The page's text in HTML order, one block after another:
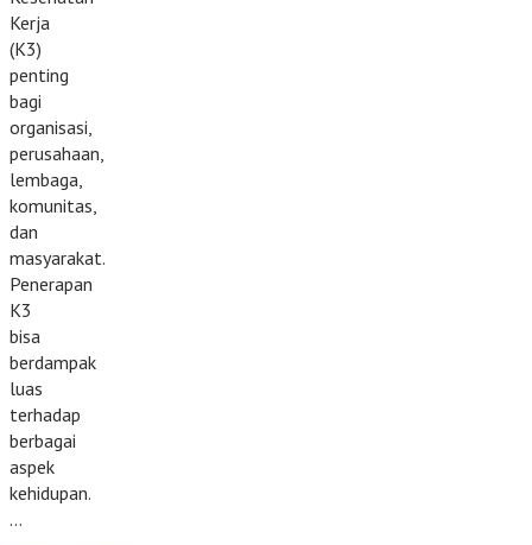
Kerja
(K3)
penting
bagi
organisasi,
perusahaan,
lembaga,
komunitas,
dan
masyarakat.
Penerapan
K3
bisa
berdampak
luas
terhadap
berbagai
aspek
kehidupan.
…